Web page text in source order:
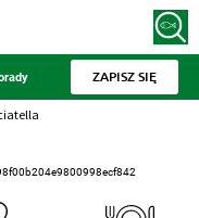
ZAPISZ SIĘ